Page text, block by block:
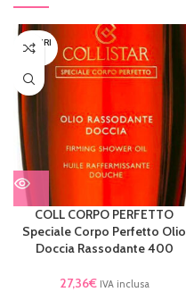
ESAURI
TO
COLL CORPO PERFETTO
Speciale Corpo Perfetto Olio
Doccia Rassodante 400
27,36€ IVA inclusa